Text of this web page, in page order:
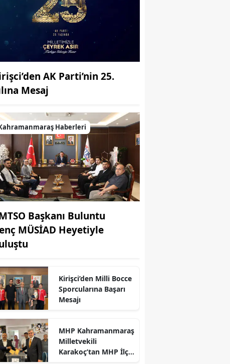
AK Parti’nin 25.
Mesaj
Haberleri
Başkanı Buluntu
MÜSİAD Heyetiyle
Kirişci’den Milli Bocce
Sporcularına Başarı
Mesajı
MHP Kahramanmaraş
Milletvekili
Karakoç’tan MHP İlçe